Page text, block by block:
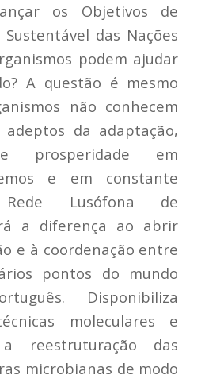
os Objetivos de
das Nações
podem ajudar
A questão é mesmo
não conhecem
da adaptação,
e prosperidade em
e em constante
Lusófona de
a diferença ao abrir
e à coordenação entre
pontos do mundo
Disponibiliza
moleculares e
reestruturação das
microbianas de modo